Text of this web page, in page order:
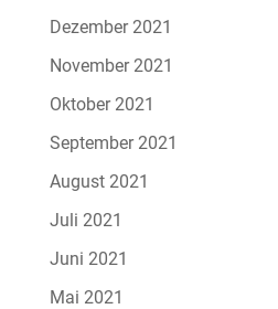
Dezember 2021
November 2021
Oktober 2021
September 2021
August 2021
Juli 2021
Juni 2021
Mai 2021